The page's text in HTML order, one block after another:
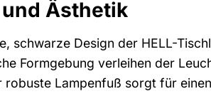
Ästhetik
schwarze Design der HELL-
Formgebung verleihen der
robuste Lampenfuß sorgt für